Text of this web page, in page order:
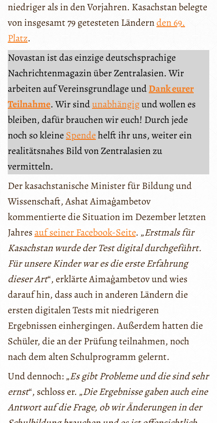
niedriger als in den Vorjahren. Kasachstan belegte
von insgesamt 79 getesteten Ländernden 69.
Platz.
Novastan ist das einzige deutschsprachige
Nachrichtenmagazin über Zentralasien. Wir
arbeiten auf Vereinsgrundlage undDank eurer
Teilnahme. Wir sindunabhängigund wollen es
bleiben, dafür brauchen wir euch! Durch jede
noch so kleine Spendehelft ihr uns, weiter ein
realitätsnahes Bild von Zentralasien zu
vermitteln.
Der kasachstanische Minister für Bildung und
Wissenschaft, Ashat Aimaģambetov
kommentierte die Situation im Dezember letzten
Jahresauf seiner Facebook-Seite. „Erstmals für
Kasachstan wurde der Test digital durchgeführt.
Für unsere Kinder war es die erste Erfahrung
dieser Art“, erklärte Aimaģambetov und wies
darauf hin, dass auch in anderen Ländern die
ersten digitalen Tests mit niedrigeren
Ergebnissen einhergingen. Außerdem hatten die
Schüler, die an der Prüfung teilnahmen, noch
nach dem alten Schulprogramm gelernt.
Und dennoch: „Es gibt Probleme und die sind sehr
ernst“, schloss er. „Die Ergebnisse gaben auch eine
Antwort auf die Frage, ob wir Änderungen in der